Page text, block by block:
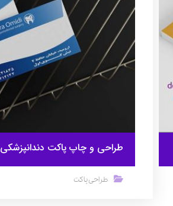
طراحی و چاپ پاکت دندانپزشکی
طراحی پاکت